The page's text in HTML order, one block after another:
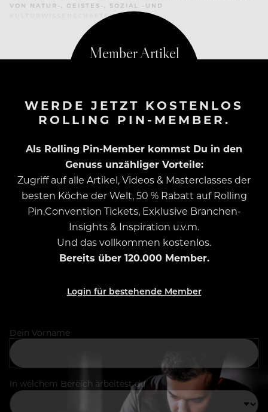
VON NATUR-, GEISTES-, SOZIAL -UND
KULTURWISSENSCHAFTEN.
WERDE JETZT KOSTENLOS
ROLLING PIN-MEMBER.
Als Rolling Pin-Member kommst Du in den
Genuss unzähliger Vorteile:
Zugriff auf alle Artikel, Videos & Masterclasses der
besten Köche der Welt, 50 % Rabatt auf Rolling
Pin.Convention Tickets, Exklusive Branchen-
Insights & Inspiration u.v.m.
Und das vollkommen kostenlos.
Bereits über 120.000 Member.
Login für bestehende Member
Dein Vorname
In welchem Bereich arbeitest du